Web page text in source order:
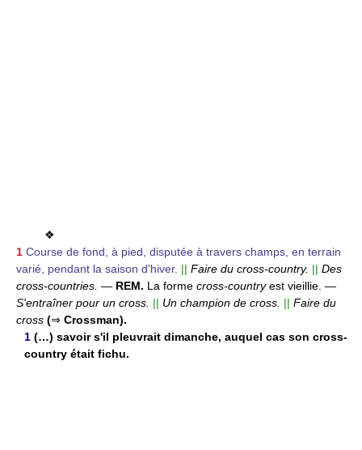
❖
1 Course de fond, à pied, disputée à travers champs, en terrain
varié, pendant la saison d'hiver. || Faire du cross-country. || Des
cross-countries. — REM. La forme cross-countryest vieillie. —
S'entraîner pour un cross. || Un champion de cross. || Faire du
cross (⇒ Crossman).
1 (…) savoir s'il pleuvrait dimanche, auquel cas son cross-
country était fichu.